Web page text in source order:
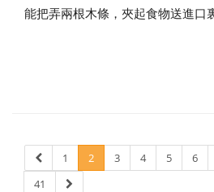
能把弄兩根木條，夾起食物送進口裏
1 2 3 4 5 6
41